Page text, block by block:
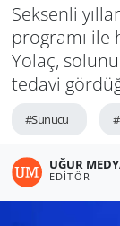
Seksenli
programı ile
Yolaç,
tedavi
#Sunucu
UĞUR
EDITÖR
Haber